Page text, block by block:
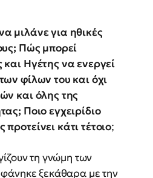
μιλάνε για ηθικές
Πώς μπορεί
και Ηγέτης να ενεργεί
φίλων του και όχι
και όλης της
Ποιο εγχειρίδιο
κάτι τέτοιο;
τη γνώμη των
φάνηκε ξεκάθαρα με την